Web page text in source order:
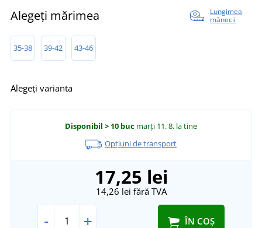
Alegeți mărimea
Lungimea
mânecii
35-38 39-42 43-46
Alegeți varianta
Disponibil > 10 buc marți 11. 8. la tine
Opțiuni de transport
17,25 lei
14,26 lei fără TVA
- + ÎN COȘ